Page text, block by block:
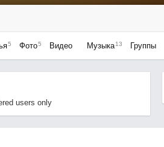
5 Фото5 Видео Музыка 13 Группы
users only